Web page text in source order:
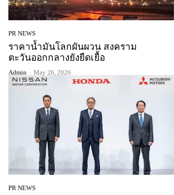
PR NEWS
ราคาน้ำมันโลกผันผวน สงคราม
ตะวันออกกลางยังยืดเยื้อ
Admin - May 26, 2026
PR NEWS